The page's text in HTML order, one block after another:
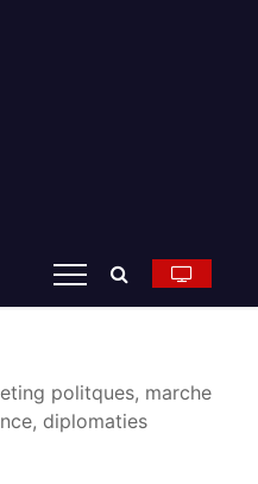
politques, marche
diplomaties